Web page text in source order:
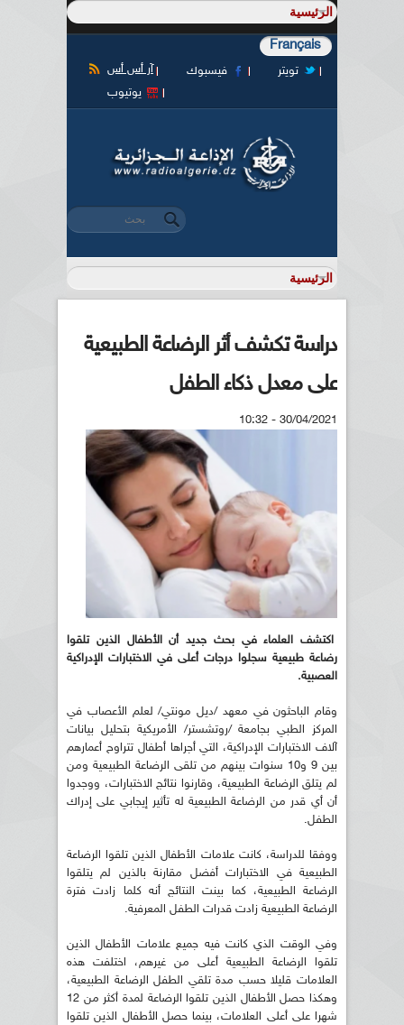
Français
آر أس أس فيسبوك
تويتر
يوتيوب
استمارة البحث
‏بحث ‏
دراسة تكشف أثر الرضاعة الطبيعية
على معدل ذكاء الطفل
30/04/2021 - 10:32
اكتشف العلماء في بحث جديد أن الأطفال الذين تلقوا
رضاعة طبيعية سجلوا درجات أعلى في الاختبارات الإدراكية
العصبية.
وقام الباحثون في معهد /ديل مونتي/ لعلم الأعصاب في
المركز الطبي بجامعة /روتشستر/ الأمريكية بتحليل بيانات
آلاف الاختبارات الإدراكية، التي أجراها أطفال تتراوح أعمارهم
بين 9 و10 سنوات بينهم من تلقى الرضاعة الطبيعية ومن
لم يتلق الرضاعة الطبيعية، وقارنوا نتائج الاختبارات، ووجدوا
أن أي قدر من الرضاعة الطبيعية له تأثير إيجابي على إدراك
الطفل.
ووفقا للدراسة، كانت علامات الأطفال الذين تلقوا الرضاعة
الطبيعية في الاختبارات أفضل مقارنة بالذين لم يتلقوا
الرضاعة الطبيعية، كما بينت النتائج أنه كلما زادت فترة
الرضاعة الطبيعية زادت قدرات الطفل المعرفية.
وفي الوقت الذي كانت فيه جميع علامات الأطفال الذين
تلقوا الرضاعة الطبيعية أعلى من غيرهم، اختلفت هذه
العلامات قليلا حسب مدة تلقي الطفل الرضاعة الطبيعية،
وهكذا حصل الأطفال الذين تلقوا الرضاعة لمدة أكثر من 12
شهرا على أعلى العلامات، بينما حصل الأطفال الذين تلقوا